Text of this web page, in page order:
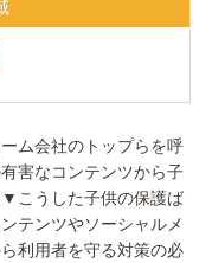
ム会社のトップらを呼
害なコンテンツから子
こうした子供の保護ば
テンツやソーシャルメ
利用者を守る対策の必